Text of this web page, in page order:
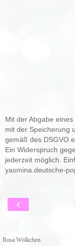
Mit der Abgabe
mit der Speicherung
gemäß des DSGVO
Ein Widerspruch
jederzeit möglich.
yasmina.deutsche-
‹
Rosa Wölkchen